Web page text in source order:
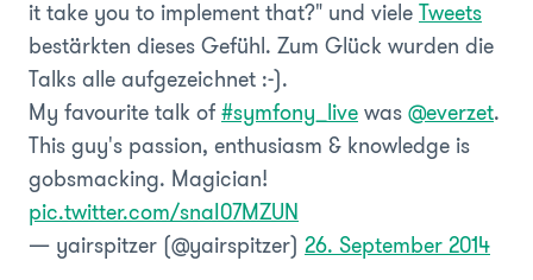
it take you to implement that?" und vieleTweets
bestärkten dieses Gefühl. Zum Glück wurden die
Talks alle aufgezeichnet :-).
My favourite talk of#symfony_livewas@everzet.
This guy's passion, enthusiasm & knowledge is
gobsmacking. Magician!
pic.twitter.com/snaI07MZUN
— yairspitzer (@yairspitzer) 26. September 2014